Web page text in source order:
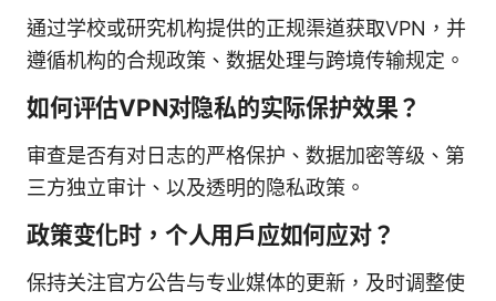
通过学校或研究机构提供的正规渠道获取VPN，并
遵循机构的合规政策、数据处理与跨境传输规定。
如何评估VPN对隐私的实际保护效果？
审查是否有对日志的严格保护、数据加密等级、第
三方独立审计、以及透明的隐私政策。
政策变化时，个人用户应如何应对？
保持关注官方公告与专业媒体的更新，及时调整使